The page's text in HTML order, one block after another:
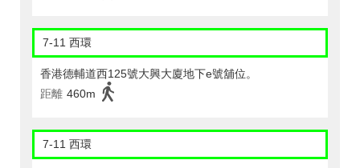
7-11 西環
香港德輔道西125號大興大廈地下e號舖位。
距離 460m
7-11 西環